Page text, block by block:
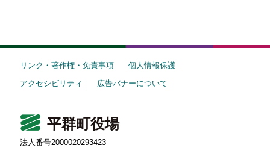
リンク・著作権・免責事項
個人情報保護
アクセシビリティ
広告バナーについて
平群町役場
法人番号2000020293423